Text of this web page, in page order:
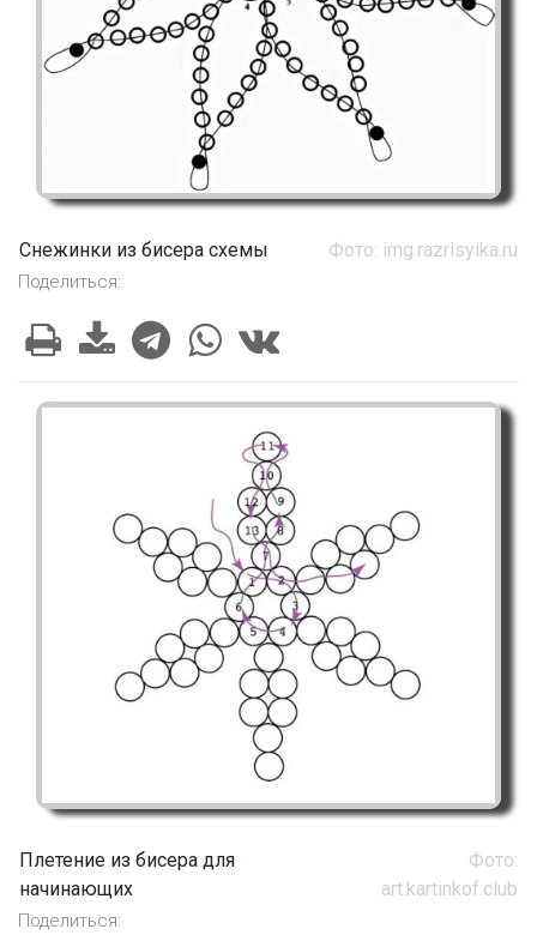
Снежинки из бисера схемы Фото: img.razrisyika.ru
Поделиться:
Плетение из бисера для
начинающих
Фото:
art.kartinkof.club
Поделиться: